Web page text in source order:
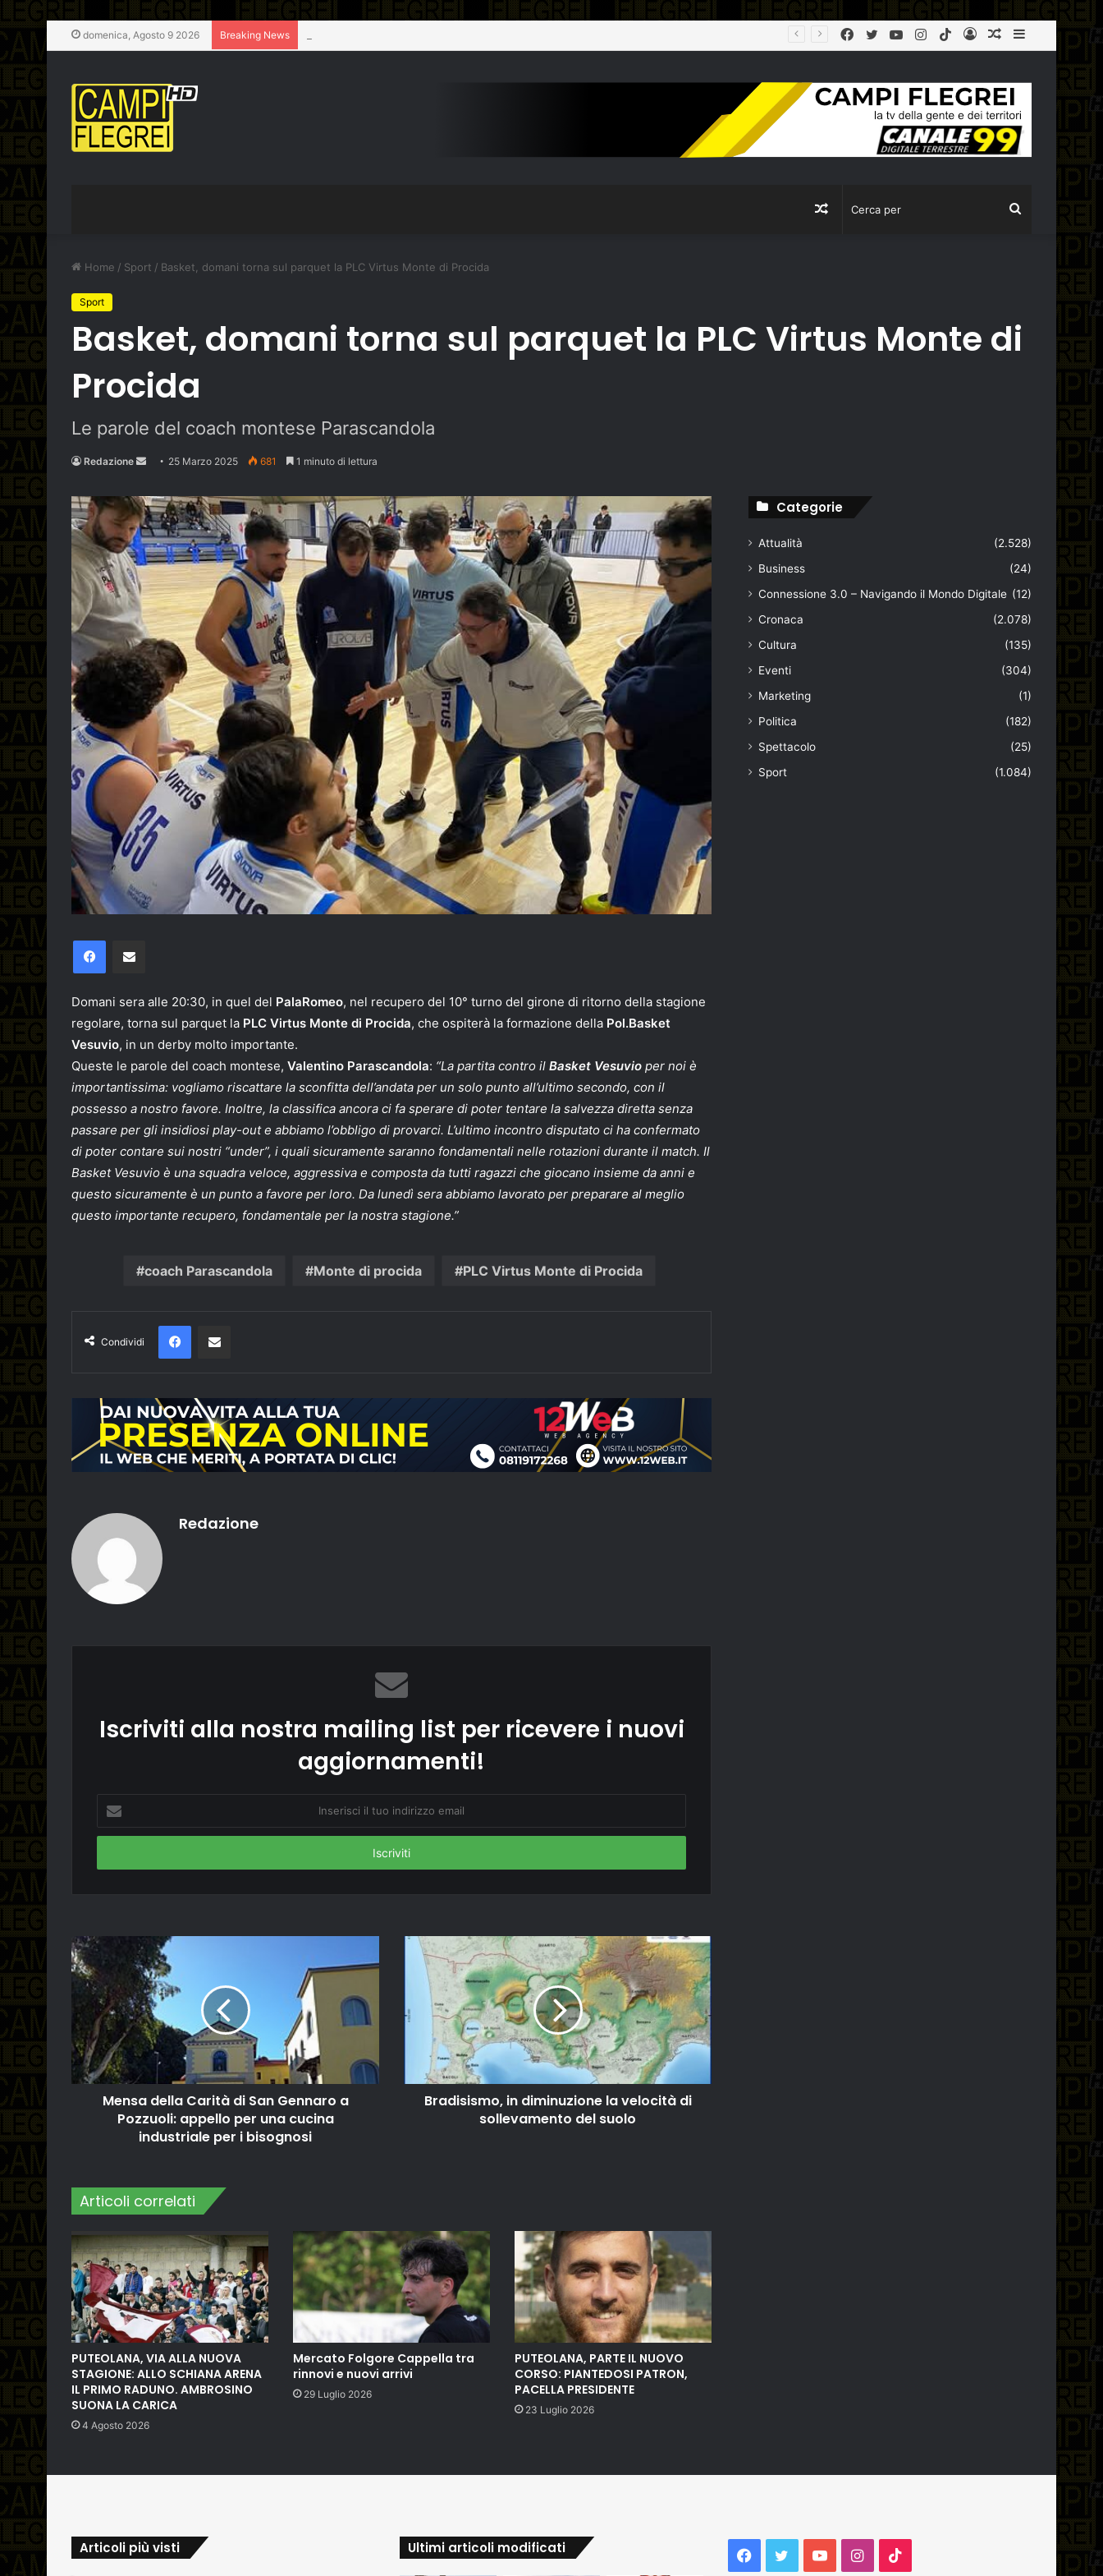
domenica, Agosto 9 2026 Breaking News Sidebar
Articolo
Log
TikTok
Instagram
YouTube
Twitter
Facebook
Cerca
Articolo
Home / Sport / Basket, domani torna sul parquet la PLC Virtus Monte di Procida
Sport
Basket, domani torna sul parquet la PLC Virtus Monte di
Procida
Le parole del coach montese Parascandola
Redazione
Send
email
25 Marzo 2025 681 1 minuto di lettura
Facebook
Domani sera alle 20:30, in quel del PalaRomeo, nel recupero del 10° turno del girone di ritorno della stagione
regolare, torna sul parquet la PLC Virtus Monte di Procida, che ospiterà la formazione della Pol.Basket
Vesuvio, in un derby molto importante.
Queste le parole del coach montese, Valentino Parascandola: “La partita contro il Basket Vesuvio per noi è
importantissima: vogliamo riscattare la sconfitta dell’andata per un solo punto all’ultimo secondo, con il
possesso a nostro favore. Inoltre, la classifica ancora ci fa sperare di poter tentare la salvezza diretta senza
passare per gli insidiosi play-out e abbiamo l’obbligo di provarci. L’ultimo incontro disputato ci ha confermato
di poter contare sui nostri “under”, i quali sicuramente saranno fondamentali nelle rotazioni durante il match. Il
Basket Vesuvio è una squadra veloce, aggressiva e composta da tutti ragazzi che giocano insieme da anni e
questo sicuramente è un punto a favore per loro. Da lunedì sera abbiamo lavorato per preparare al meglio
questo importante recupero, fondamentale per la nostra stagione.”
coach Parascandola Monte di procida PLC Virtus Monte di Procida
Condividi
Facebook
Redazione
Iscriviti alla nostra mailing list per ricevere i nuovi
aggiornamenti!
tuo
email
Mensa della Carità di San Gennaro a
Pozzuoli: appello per una cucina
industriale per i bisognosi
Bradisismo, in diminuzione la velocità di
sollevamento del suolo
Articoli correlati
PUTEOLANA, VIA ALLA NUOVA
STAGIONE: ALLO SCHIANA ARENA
IL PRIMO RADUNO. AMBROSINO
SUONA LA CARICA
4 Agosto 2026
Mercato Folgore Cappella tra
rinnovi e nuovi arrivi
29 Luglio 2026
PUTEOLANA, PARTE IL NUOVO
CORSO: PIANTEDOSI PATRON,
PACELLA PRESIDENTE
23 Luglio 2026
Categorie
Attualità
(2.528)
Business
(24)
Connessione 3.0 – Navigando il Mondo Digitale (12)
Cronaca
(2.078)
Cultura
(135)
Eventi
(304)
Marketing
(1)
Politica
(182)
Spettacolo
(25)
Sport
(1.084)
Articoli più visti Ultimi articoli modificati Facebook
TwitterYouTubeInstagram
TikTok